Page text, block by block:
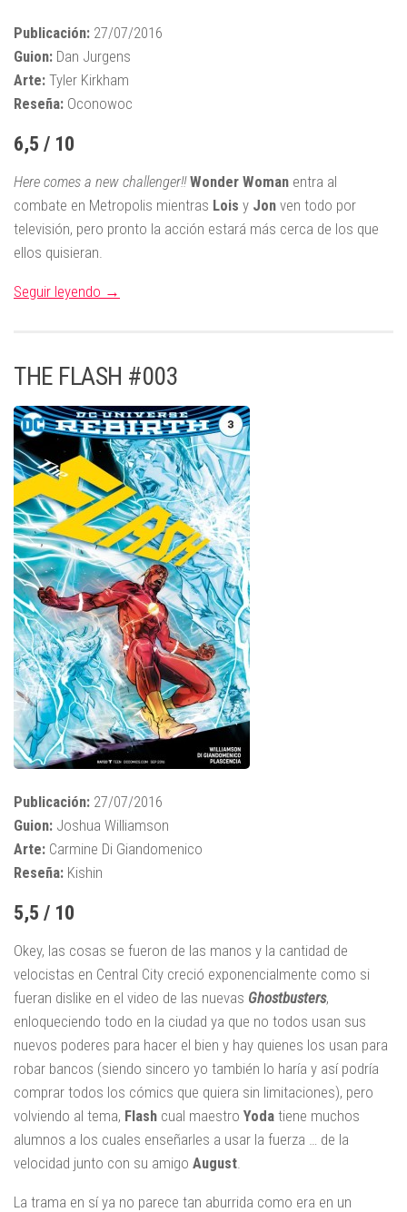
Publicación: 27/07/2016
Guion: Dan Jurgens
Arte: Tyler Kirkham
Reseña: Oconowoc
6,5 / 10
Here comes a new challenger!! Wonder Woman entra al
combate en Metropolis mientras Lois y Jon ven todo por
televisión, pero pronto la acción estará más cerca de los que
ellos quisieran.
Seguir leyendo →
THE FLASH #003
Publicación: 27/07/2016
Guion: Joshua Williamson
Arte: Carmine Di Giandomenico
Reseña: Kishin
5,5 / 10
Okey, las cosas se fueron de las manos y la cantidad de
velocistas en Central City creció exponencialmente como si
fueran dislike en el video de las nuevas Ghostbusters,
enloqueciendo todo en la ciudad ya que no todos usan sus
nuevos poderes para hacer el bien y hay quienes los usan para
robar bancos (siendo sincero yo también lo haría y así podría
comprar todos los cómics que quiera sin limitaciones), pero
volviendo al tema, Flash cual maestro Yoda tiene muchos
alumnos a los cuales enseñarles a usar la fuerza … de la
velocidad junto con su amigo August.
La trama en sí ya no parece tan aburrida como era en un